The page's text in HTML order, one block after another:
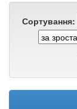
Сортування: